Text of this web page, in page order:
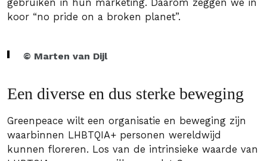
gebruiken in hun marketing. Daarom zeggen we in
koor “no pride on a broken planet”.
© Marten van Dijl
Een diverse en dus sterke beweging
Greenpeace wilt een organisatie en beweging zijn
waarbinnen LHBTQIA+ personen wereldwijd
kunnen floreren. Los van de intrinsieke waarde van